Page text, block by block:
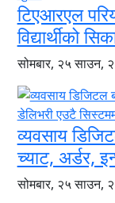
टिएआरएल
विद्यार्थीको
सोमबार, २५ साउन,
व्यवसाय
च्याट, अर्डर,
सोमबार, २५ साउन,